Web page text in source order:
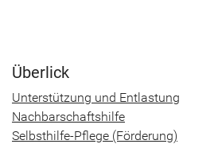
Überlick
Un­ter­stüt­zung und Ent­las­tung
Nach­bar­schafts­hil­fe
Selbsthilfe-​Pflege (För­de­rung)